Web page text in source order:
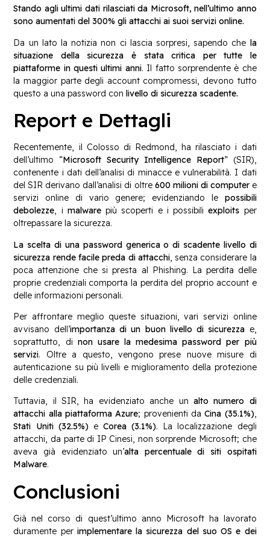
Stando agli ultimi dati rilasciati da Microsoft, nell’ultimo anno
sono aumentati del 300% gli attacchi ai suoi servizi online.
Da un lato la notizia non ci lascia sorpresi, sapendo che la
situazione della sicurezza è stata critica per tutte le
piattaforme in questi ultimi anni. Il fatto sorprendente è che
la maggior parte degli account compromessi, devono tutto
questo a una password conlivello di sicurezza scadente.
Report e Dettagli
Recentemente, il Colosso di Redmond, ha rilasciato i dati
dell’ultimo “Microsoft Security Intelligence Report” (SIR),
contenente i dati dell’analisi di minacce e vulnerabilità. I dati
del SIR derivano dall’analisi di oltre 600 milioni di computere
servizi online di vario genere; evidenziando le possibili
debolezze, i malwarepiù scoperti e i possibiliexploits per
oltrepassare la sicurezza.
La scelta di una password generica o di scadente livello di
sicurezza rende facile preda di attacchi, senza considerare la
poca attenzione che si presta al Phishing. La perdita delle
proprie credenziali comporta la perdita del proprio account e
delle informazioni personali.
Per affrontare meglio queste situazioni, vari servizi online
avvisano dell’importanza di un buon livello di sicurezza e,
soprattutto, di non usare la medesima password per più
servizi. Oltre a questo, vengono prese nuove misure di
autenticazione su più livelli e miglioramento della protezione
delle credenziali.
Tuttavia, il SIR, ha evidenziato anche un alto numero di
attacchi alla piattaforma Azure; provenienti daCina (35.1%),
Stati Uniti (32.5%)eCorea (3.1%). La localizzazione degli
attacchi, da parte di IP Cinesi, non sorprende Microsoft; che
aveva già evidenziato un’alta percentuale di siti ospitati
Malware.
Conclusioni
Già nel corso di quest’ultimo anno Microsoft ha lavorato
duramente perimplementare la sicurezza del suo OS e dei